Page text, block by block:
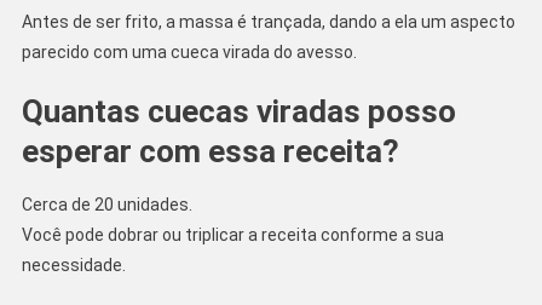
Antes de ser frito, a massa é trançada, dando a ela um aspecto
parecido com uma cueca virada do avesso.
Quantas cuecas viradas posso
esperar com essa receita?
Cerca de 20 unidades.
Você pode dobrar ou triplicar a receita conforme a sua
necessidade.